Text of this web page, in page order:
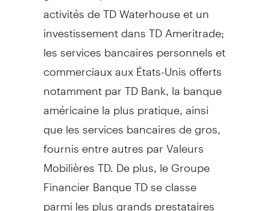
activités de TD Waterhouse et un
investissement dans TD Ameritrade;
les services bancaires personnels et
commerciaux aux États-Unis offerts
notamment par TD Bank, la banque
américaine la plus pratique, ainsi
que les services bancaires de gros,
fournis entre autres par Valeurs
Mobilières TD. De plus, le Groupe
Financier Banque TD se classe
parmi les plus grands prestataires